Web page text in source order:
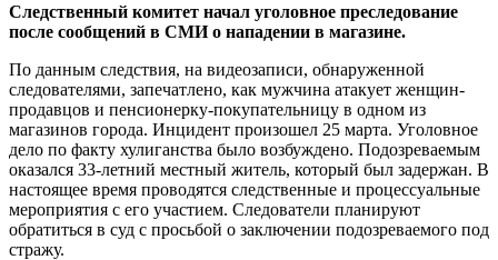
Следственный комитет начал уголовное преследование
после сообщений в СМИ о нападении в магазине.
По данным следствия, на видеозаписи, обнаруженной
следователями, запечатлено, как мужчина атакует женщин-
продавцов и пенсионерку-покупательницу в одном из
магазинов города. Инцидент произошел 25 марта. Уголовное
дело по факту хулиганства было возбуждено. Подозреваемым
оказался 33-летний местный житель, который был задержан. В
настоящее время проводятся следственные и процессуальные
мероприятия с его участием. Следователи планируют
обратиться в суд с просьбой о заключении подозреваемого под
стражу.